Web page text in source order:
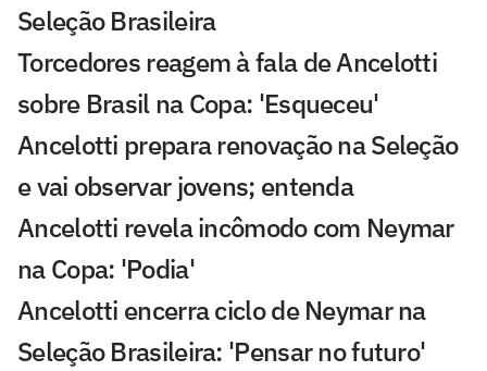
Seleção Brasileira
Torcedores reagem à fala de Ancelotti
sobre Brasil na Copa: 'Esqueceu'
Ancelotti prepara renovação na Seleção
e vai observar jovens; entenda
Ancelotti revela incômodo com Neymar
na Copa: 'Podia'
Ancelotti encerra ciclo de Neymar na
Seleção Brasileira: 'Pensar no futuro'